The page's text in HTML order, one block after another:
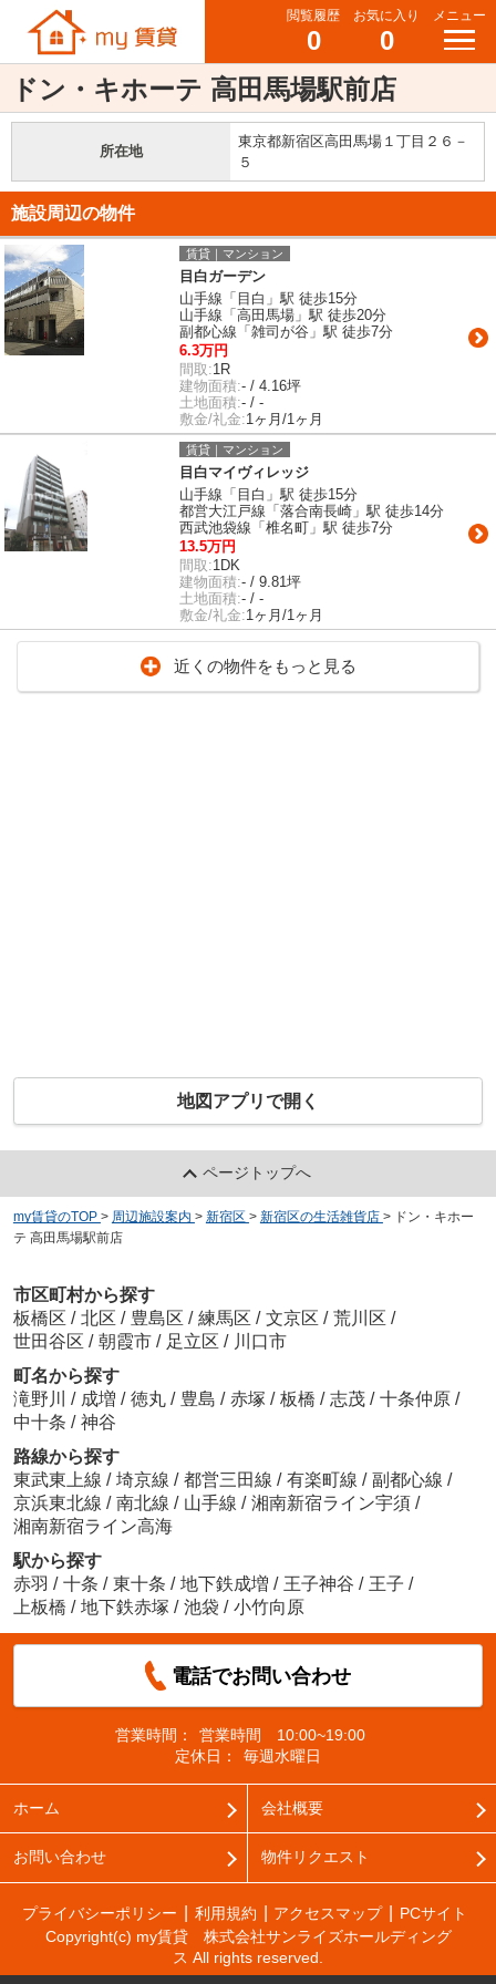
閲覧履歴
0
お気に入り
0
メニュー
ドン・キホーテ 高田馬場駅前店
所在地
東京都新宿区高田馬場１丁目２６－
５
施設周辺の物件
賃貸｜マンション
目白ガーデン
山手線「目白」駅 徒歩15分
山手線「高田馬場」駅 徒歩20分
副都心線「雑司が谷」駅 徒歩7分
6.3万円
間取:1R
建物面積:- / 4.16坪
土地面積:- / -
敷金/礼金:1ヶ月/1ヶ月
賃貸｜マンション
目白マイヴィレッジ
山手線「目白」駅 徒歩15分
都営大江戸線「落合南長崎」駅 徒歩14分
西武池袋線「椎名町」駅 徒歩7分
13.5万円
間取:1DK
建物面積:- / 9.81坪
土地面積:- / -
敷金/礼金:1ヶ月/1ヶ月
近くの物件をもっと見る
地図アプリで開く
ページトップへ
my賃貸のTOP > 周辺施設案内 > 新宿区 > 新宿区の生活雑貨店 > ドン・キホー
テ 高田馬場駅前店
市区町村から探す
板橋区 / 北区 / 豊島区 / 練馬区 / 文京区 / 荒川区 /
世田谷区 / 朝霞市 / 足立区 / 川口市
町名から探す
滝野川 / 成増 / 徳丸 / 豊島 / 赤塚 / 板橋 / 志茂 / 十条仲原 /
中十条 / 神谷
路線から探す
東武東上線 / 埼京線 / 都営三田線 / 有楽町線 / 副都心線 /
京浜東北線 / 南北線 / 山手線 / 湘南新宿ライン宇須 /
湘南新宿ライン高海
駅から探す
赤羽 / 十条 / 東十条 / 地下鉄成増 / 王子神谷 / 王子 /
上板橋 / 地下鉄赤塚 / 池袋 / 小竹向原
電話でお問い合わせ
営業時間：
営業時間 10:00~19:00
定休日：
毎週水曜日
ホーム 会社概要
お問い合わせ 物件リクエスト
プライバシーポリシー 利用規約 アクセスマップ
PCサイト
Copyright(c) my賃貸 株式会社サンライズホールディング
ス All rights reserved.